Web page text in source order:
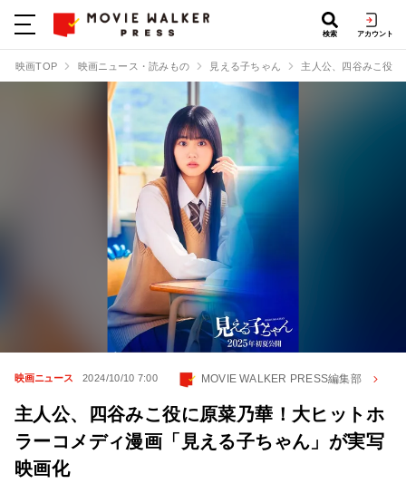
検索 アカウント
映画TOP 映画ニュース・読みもの 見える子ちゃん 主人公、四谷みこ役
映画ニュース 2024/10/10 7:00 MOVIE WALKER PRESS編集部
主人公、四谷みこ役に原菜乃華！大ヒットホ
ラーコメディ漫画「見える子ちゃん」が実写
映画化